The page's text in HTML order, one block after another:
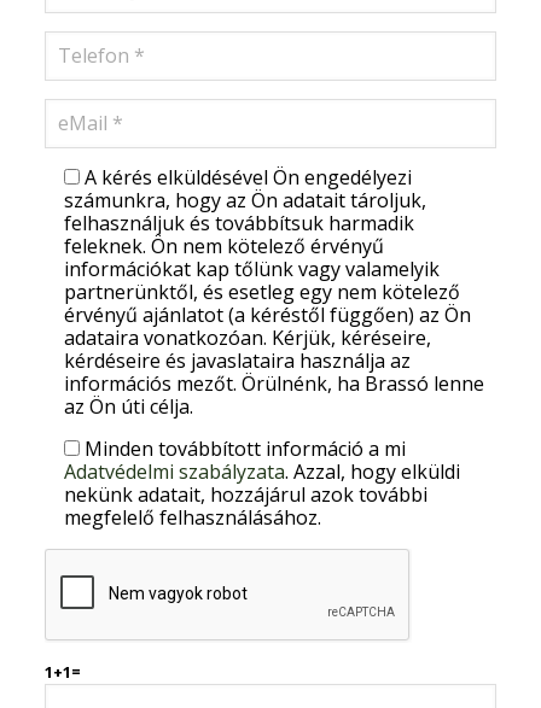
A kérés elküldésével Ön engedélyezi
számunkra, hogy az Ön adatait tároljuk,
felhasználjuk és továbbítsuk harmadik
feleknek. Ön nem kötelező érvényű
információkat kap tőlünk vagy valamelyik
partnerünktől, és esetleg egy nem kötelező
érvényű ajánlatot (a kéréstől függően) az Ön
adataira vonatkozóan. Kérjük, kéréseire,
kérdéseire és javaslataira használja az
információs mezőt. Örülnénk, ha Brassó lenne
az Ön úti célja.
Minden továbbított információ a mi
Adatvédelmi szabályzata. Azzal, hogy elküldi
nekünk adatait, hozzájárul azok további
megfelelő felhasználásához.
1+1=